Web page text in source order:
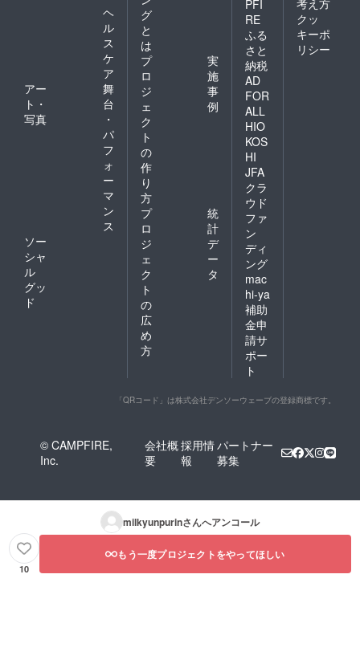
ヘ
ル
ス
ケ
ア
アー
ト・
写真
舞
台
・
パ
フ
ォ
ー
マ
ン
ス
ソー
シャ
ル
グッ
ド
グ
と
は
プ
ロ
ジ
ェ
ク
ト
の
作
り
方
実
施
事
例
プ
ロ
ジ
ェ
ク
ト
の
広
め
方
統
計
デ
ー
タ
PFI
RE
ふる
さと
納税
AD
FOR
ALL
HIO
KOS
HI
JFA
クラ
ウド
ファ
ン
ディ
ング
mac
hi-ya
補助
金申
請サ
ポー
ト
考え方
クッ
キーポ
リシー
「QRコード」は株式会社デンソーウェーブの登録商標です。
© CAMPFIRE,
Inc.
会社概
要
採用情
報
パートナー
募集
milkyunpurinさんへアンコール
10
もう一度プロジェクトをやってほしい